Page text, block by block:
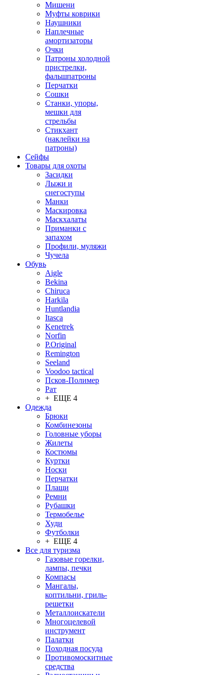
Мишени
Муфты коврики
Наушники
Наплечные
амортизаторы
Очки
Патроны холодной
пристрелки,
фальшпатроны
Перчатки
Сошки
Станки, упоры,
мешки для
стрельбы
Стикхант
(наклейки на
патроны)
Сейфы
Товары для охоты
Засидки
Лыжи и
снегоступы
Манки
Маскировка
Маскхалаты
Приманки с
запахом
Профили, муляжи
Чучела
Обувь
Aigle
Bekina
Chiruсa
Harkila
Huntlandia
Itasca
Kenetrek
Norfin
P.Original
Remington
Seeland
Voodoo tactical
Псков-Полимер
Рат
+ ЕЩЕ 4
Одежда
Брюки
Комбинезоны
Головные уборы
Жилеты
Костюмы
Куртки
Носки
Перчатки
Плащи
Ремни
Рубашки
Термобелье
Худи
Футболки
+ ЕЩЕ 4
Все для туризма
Газовые горелки,
лампы, печки
Компасы
Мангалы,
коптильни, гриль-
решетки
Металлоискатели
Многоцелевой
инструмент
Палатки
Походная посуда
Противомоскитные
средства